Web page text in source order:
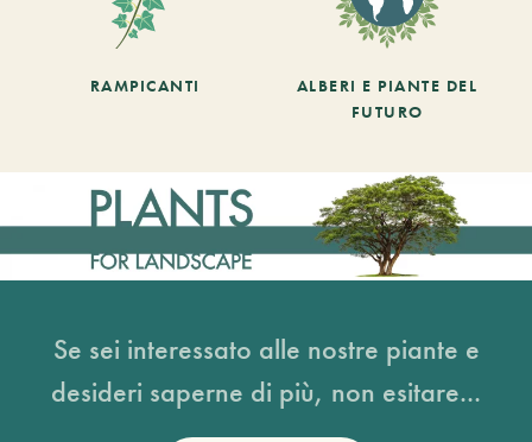
RAMPICANTI
ALBERI E PIANTE DEL
FUTURO
Se sei interessato alle nostre piante e
desideri saperne di più, non esitare...